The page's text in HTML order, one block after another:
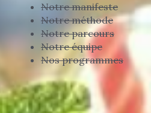
Notre manifeste
Notre méthode
Notre parcours
Notre équipe
Nos programmes